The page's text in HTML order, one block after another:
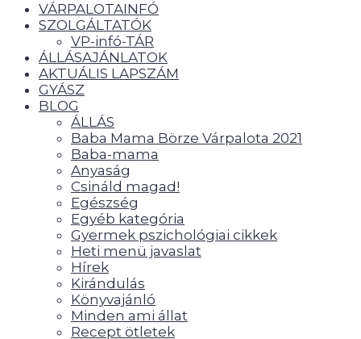
VÁRPALOTAINFÓ
SZOLGÁLTATÓK
VP-infó-TÁR
ÁLLÁSAJÁNLATOK
AKTUÁLIS LAPSZÁM
GYÁSZ
BLOG
ÁLLÁS
Baba Mama Börze Várpalota 2021
Baba-mama
Anyaság
Csináld magad!
Egészség
Egyéb kategória
Gyermek pszichológiai cikkek
Heti menü javaslat
Hírek
Kirándulás
Könyvajánló
Minden ami állat
Recept ötletek